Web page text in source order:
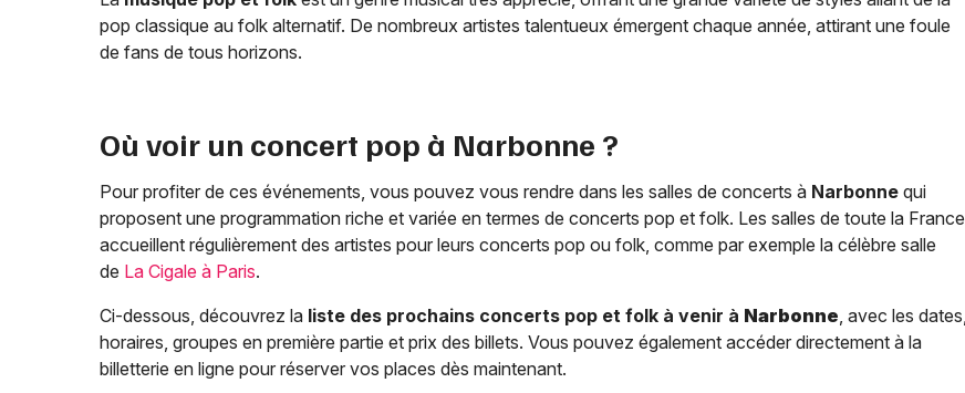
pop classique au folk alternatif. De nombreux artistes talentueux émergent chaque année, attirant une foule
de fans de tous horizons.
Où voir un concert pop à Narbonne ?
Pour profiter de ces événements, vous pouvez vous rendre dans les salles de concerts à Narbonne qui
proposent une programmation riche et variée en termes de concerts pop et folk. Les salles de toute la France
accueillent régulièrement des artistes pour leurs concerts pop ou folk, comme par exemple la célèbre salle
de La Cigale à Paris.
Ci-dessous, découvrez la liste des prochains concerts pop et folk à venir à Narbonne , avec les dates,
horaires, groupes en première partie et prix des billets. Vous pouvez également accéder directement à la
billetterie en ligne pour réserver vos places dès maintenant.